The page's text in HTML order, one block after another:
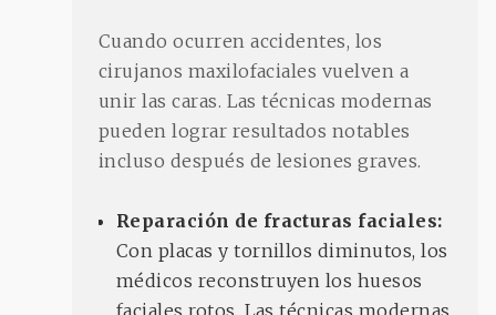
Cuando ocurren accidentes, los
cirujanos maxilofaciales vuelven a
unir las caras. Las técnicas modernas
pueden lograr resultados notables
incluso después de lesiones graves.
Reparación de fracturas faciales:
Con placas y tornillos diminutos, los
médicos reconstruyen los huesos